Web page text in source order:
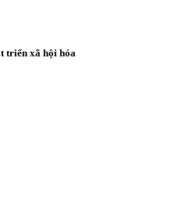
triển xã hội hóa